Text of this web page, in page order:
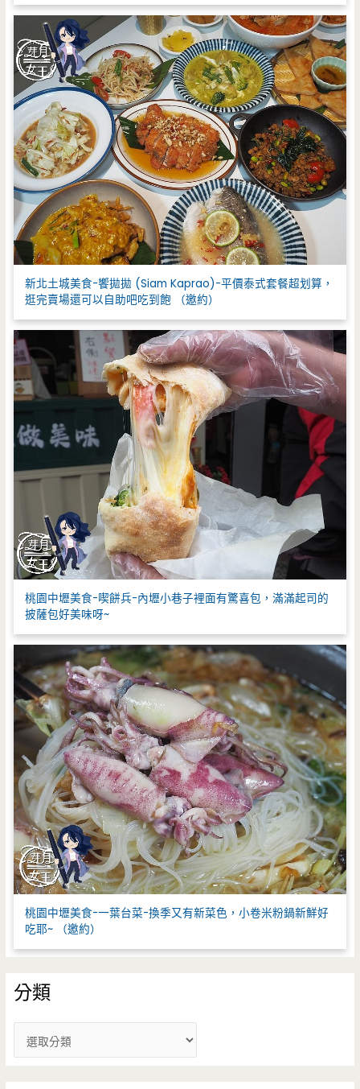
新北土城美食-饗拋拋 (Siam Kaprao)-平價泰式套餐超划算，
逛完賣場還可以自助吧吃到飽 （邀約）
桃園中壢美食-喫餅兵-內壢小巷子裡面有驚喜包，滿滿起司的
披薩包好美味呀~
桃園中壢美食-一葉台菜-換季又有新菜色，小卷米粉鍋新鮮好
吃耶~ （邀約）
分類
類